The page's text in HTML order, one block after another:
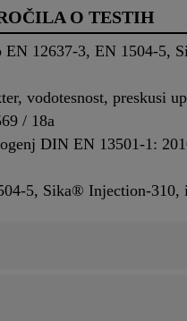
O TESTIH
EN 12637-3, EN 1504-5,
vodotesnost, preskusi
/ 18a
DIN EN 13501-1:
5, Sika® Injection-